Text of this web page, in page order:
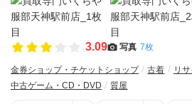
3.09 写真 7枚
金券ショップ・チケットショップ 古着 リ
中古ゲーム・CD・DVD
質屋